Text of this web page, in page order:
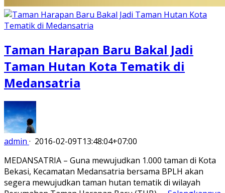
Taman Harapan Baru Bakal Jadi
Taman Hutan Kota Tematik di
Medansatria
admin · 2016-02-09T13:48:04+07:00
MEDANSATRIA – Guna mewujudkan 1.000 taman di Kota
Bekasi, Kecamatan Medansatria bersama BPLH akan
segera mewujudkan taman hutan tematik di wilayah